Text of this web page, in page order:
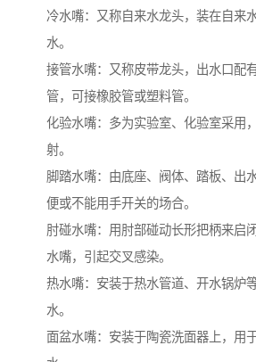
冷水嘴：又称自来水龙头，装在自来
水。
接管水嘴：又称皮带龙头，出水口配
管，可接橡胶管或塑料管。
化验水嘴：多为实验室、化验室采用
射。
脚踏水嘴：由底座、阀体、踏板、出
便或不能用手开关的场合。
肘碰水嘴：用肘部碰动长形把柄来启
水嘴，引起交叉感染。
热水嘴：安装于热水管道、开水锅炉
水。
面盆水嘴：安装于陶瓷洗面器上，用